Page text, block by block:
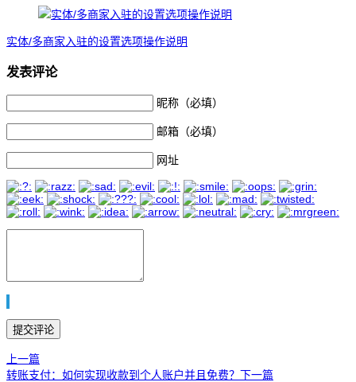
实体/多商家入驻的设置选项操作说明
发表评论
昵称（必填）
邮箱（必填）
网址
上一篇
转账支付：如何实现收款到个人账户并且免费？ 下一篇